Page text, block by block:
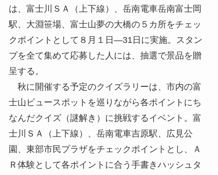
は、富士川ＳＡ（上下線）、岳南電車岳南富士岡
駅、大淵笹場、富士山夢の大橋の５カ所をチェッ
クポイントとして８月１日―31日に実施。スタン
プを全て集めて応募した人には、抽選で景品を贈
呈する。
秋に開催する予定のクイズラリーは、市内の富
士山ビュースポットを巡りながら各ポイントにち
なんだクイズ（謎解き）に挑戦するイベント。富
士川ＳＡ（上下線）、岳南電車吉原駅、広見公
園、東部市民プラザをチェックポイントとし、Ａ
Ｒ体験として各ポイントに合う手書きハッシュタ